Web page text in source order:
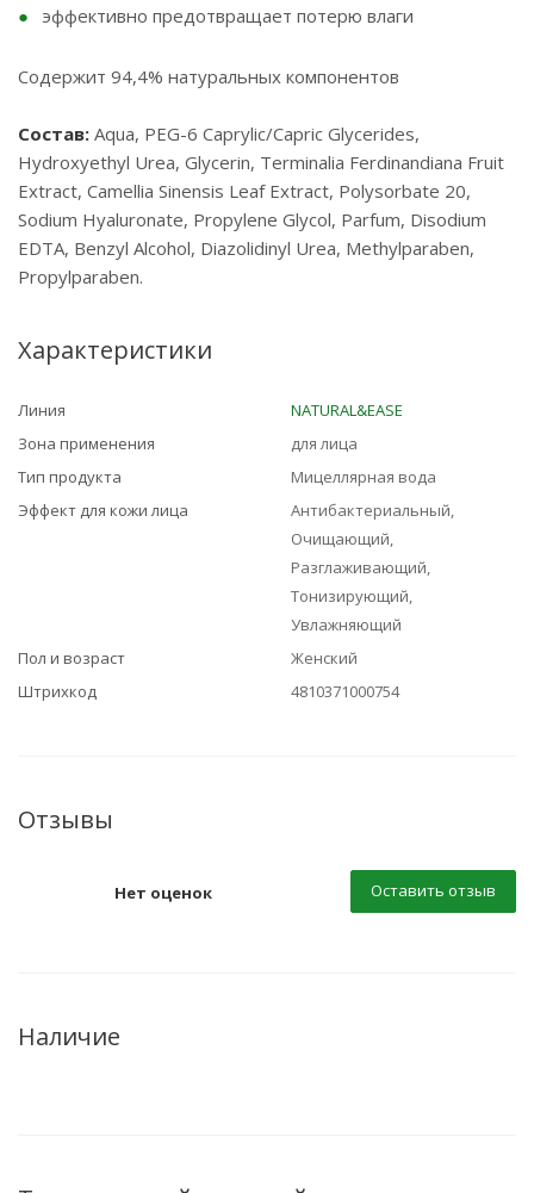
эффективно предотвращает потерю влаги
Содержит 94,4% натуральных компонентов
Состав: Aqua, PEG-6 Caprylic/Capric Glycerides,
Hydroxyethyl Urea, Glycerin, Terminalia Ferdinandiana Fruit
Extract, Camellia Sinensis Leaf Extract, Polysorbate 20,
Sodium Hyaluronate, Propylene Glycol, Parfum, Disodium
EDTA, Benzyl Alcohol, Diazolidinyl Urea, Methylparaben,
Propylparaben.
Характеристики
Линия
NATURAL&EASE
Зона применения
для лица
Тип продукта
Мицеллярная вода
Эффект для кожи лица
Антибактериальный,
Очищающий,
Разглаживающий,
Тонизирующий,
Увлажняющий
Пол и возраст
Женский
Штрихкод
4810371000754
Отзывы
Нет оценок Оставить отзыв
Наличие